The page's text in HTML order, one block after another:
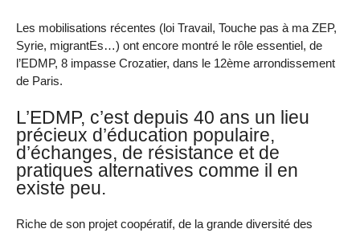
Les mobilisations récentes (loi Travail, Touche pas à ma ZEP,
Syrie, migrantEs…) ont encore montré le rôle essentiel, de
l’EDMP, 8 impasse Crozatier, dans le 12ème arrondissement
de Paris.
L’EDMP, c’est depuis 40 ans un lieu
précieux d’éducation populaire,
d’échanges, de résistance et de
pratiques alternatives comme il en
existe peu.
Riche de son projet coopératif, de la grande diversité des